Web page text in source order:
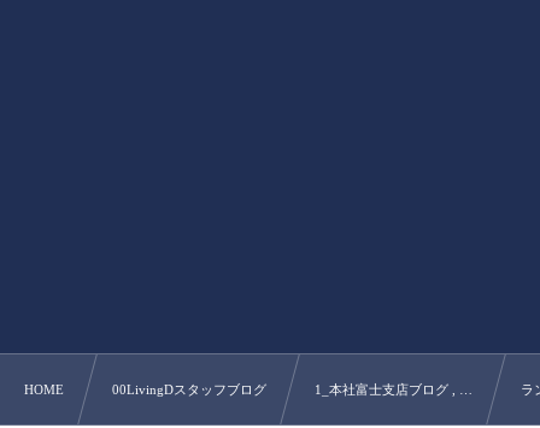
HOME 00LivingDスタッフブログ 1_本社富士支店ブログ , … ラ